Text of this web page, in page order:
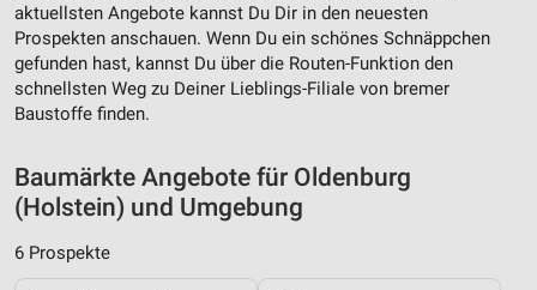
aktuellsten Angebote kannst Du Dir in den neuesten
Prospekten anschauen. Wenn Du ein schönes Schnäppchen
gefunden hast, kannst Du über die Routen-Funktion den
schnellsten Weg zu Deiner Lieblings-Filiale von bremer
Baustoffe finden.
Baumärkte Angebote für Oldenburg
(Holstein) und Umgebung
6 Prospekte
Verwendung von Profilen zur Auswahl
personalisierter Werbung
Erstellung von Profilen zur Personalisierung
von Inhalten
personalisierter Inhalte
Messung der Werbeleistung